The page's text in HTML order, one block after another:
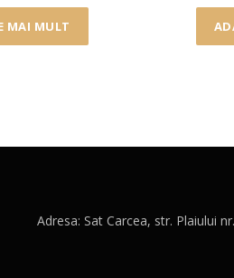
MAI MULT
Adresa: Sat Carcea, str. Plaiului